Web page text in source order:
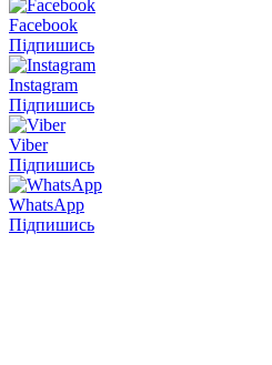
Facebook
Підпишись
Instagram
Підпишись
Viber
Підпишись
WhatsApp
Підпишись